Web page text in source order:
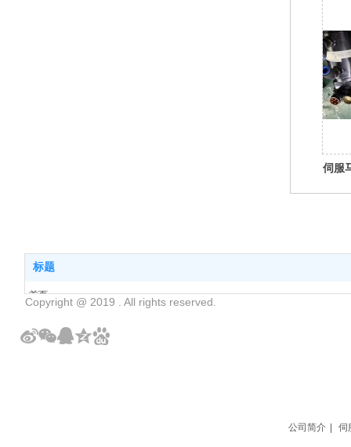
伺服
标题
首页
伺服电机维修
Copyright @ 2019 . All rights reserved.
公司简介 伺